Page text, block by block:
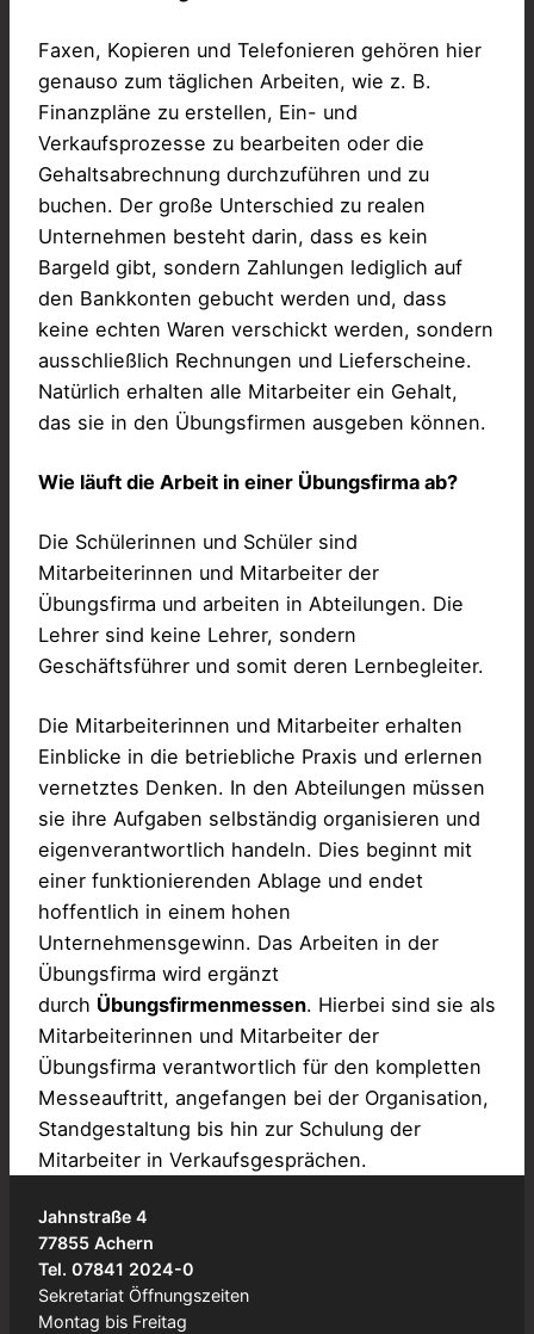
Faxen, Kopieren und Telefonieren gehören hier
genauso zum täglichen Arbeiten, wie z. B.
Finanzpläne zu erstellen, Ein- und
Verkaufsprozesse zu bearbeiten oder die
Gehaltsabrechnung durchzuführen und zu
buchen. Der große Unterschied zu realen
Unternehmen besteht darin, dass es kein
Bargeld gibt, sondern Zahlungen lediglich auf
den Bankkonten gebucht werden und, dass
keine echten Waren verschickt werden, sondern
ausschließlich Rechnungen und Lieferscheine.
Natürlich erhalten alle Mitarbeiter ein Gehalt,
das sie in den Übungsfirmen ausgeben können.
Wie läuft die Arbeit in einer Übungsfirma ab?
Die Schülerinnen und Schüler sind
Mitarbeiterinnen und Mitarbeiter der
Übungsfirma und arbeiten in Abteilungen. Die
Lehrer sind keine Lehrer, sondern
Geschäftsführer und somit deren Lernbegleiter.
Die Mitarbeiterinnen und Mitarbeiter erhalten
Einblicke in die betriebliche Praxis und erlernen
vernetztes Denken. In den Abteilungen müssen
sie ihre Aufgaben selbständig organisieren und
eigenverantwortlich handeln. Dies beginnt mit
einer funktionierenden Ablage und endet
hoffentlich in einem hohen
Unternehmensgewinn. Das Arbeiten in der
Übungsfirma wird ergänzt
durch Übungsfirmenmessen. Hierbei sind sie als
Mitarbeiterinnen und Mitarbeiter der
Übungsfirma verantwortlich für den kompletten
Messeauftritt, angefangen bei der Organisation,
Standgestaltung bis hin zur Schulung der
Mitarbeiter in Verkaufsgesprächen.
Jahnstraße 4
77855 Achern
Tel. 07841 2024-0
Sekretariat Öffnungszeiten
Montag bis Freitag